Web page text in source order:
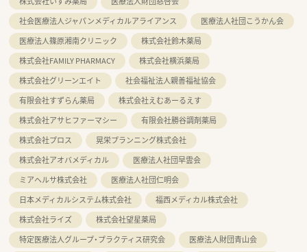
社会医療法人ジャパンメディカルアライアンス
医療法人社団こうかん会
医療法人篠原湘南クリニック
株式会社鈴木薬局
株式会社FAMILY PHARMACY
株式会社横浜薬局
株式会社グリーンエイト
社会福祉法人親善福祉協会
有限会社すずらん薬局
株式会社えむあーるえす
株式会社アサヒファーマシー
有限会社勝谷調剤薬局
株式会社プロス
晃栄プランニング株式会社
株式会社アオバメディカル
医療法人社団早雲会
ミアヘルサ株式会社
医療法人社団仁明会
日本メディカルシステム株式会社
福西メディカル株式会社
株式会社ライズ
株式会社望星薬局
特定医療法人グループ・プラクティス研究会
医療法人財団青山会